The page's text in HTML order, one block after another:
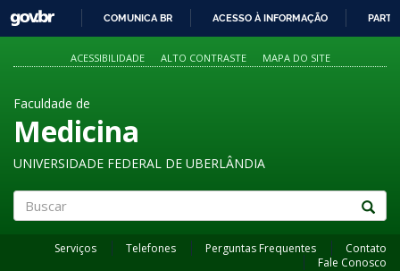
PARA
O
GOVBR
COMUNICA BR ACESSO À INFORMAÇÃO
ACESSIBILIDADE ALTO CONTRASTE MAPA DO SITE
Faculdade de
Medicina
UNIVERSIDADE FEDERAL DE UBERLÂNDIA
Serviços Telefones Perguntas Frequentes
Contato
Fale Conosco